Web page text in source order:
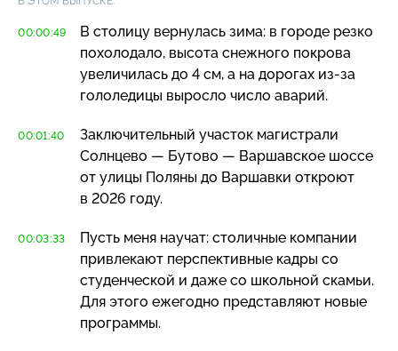
00:00:49
В столицу вернулась зима: в городе резко
похолодало, высота снежного покрова
увеличилась до 4 см, а на дорогах из-за
гололедицы выросло число аварий.
00:01:40
Заключительный участок магистрали
Солнцево — Бутово — Варшавское шоссе
от улицы Поляны до Варшавки откроют
в 2026 году.
00:03:33
Пусть меня научат: столичные компании
привлекают перспективные кадры со
студенческой и даже со школьной скамьи.
Для этого ежегодно представляют новые
программы.